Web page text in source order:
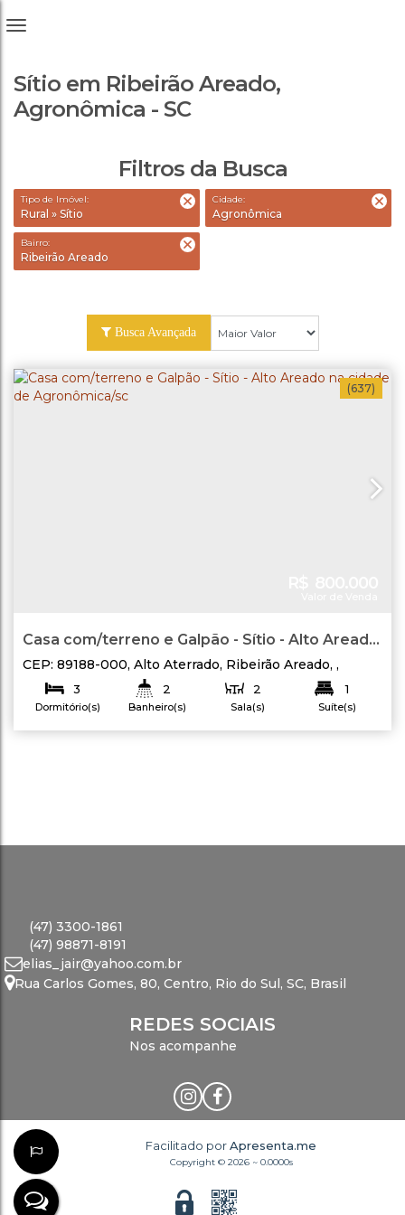
Sítio em Ribeirão Areado,
Agronômica - SC
Filtros da Busca
Tipo de Imóvel:
Rural » Sítio
Cidade:
Agronômica
Bairro:
Ribeirão Areado
Busca Avançada
(637)
Casa com/terreno e Galpão - Sítio - Alto Areado
na cidade de Agronômica/sc
CEP: 89188-000, Alto Aterrado, Ribeirão Areado ,
Santa Catarina
3
Dormitório(s)
2
Banheiro(s)
2
Sala(s)
1
Suíte(s)
(47) 3300-1861
(47) 98871-8191
elias_jair@yahoo.com.br
Rua Carlos Gomes, 80, Centro, Rio do Sul, SC, Brasil
REDES SOCIAIS
Nos acompanhe
Facilitado porApresenta.me
Copyright © 2026 ~ 0.0000s